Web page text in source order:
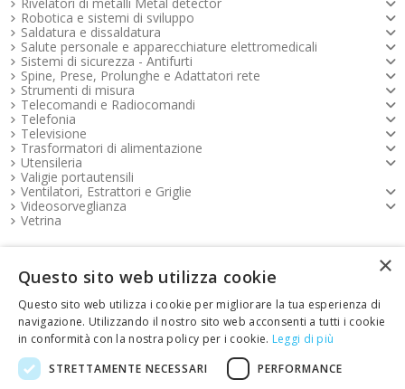
Rivelatori di metalli Metal detector
Robotica e sistemi di sviluppo
Saldatura e dissaldatura
Salute personale e apparecchiature elettromedicali
Sistemi di sicurezza - Antifurti
Spine, Prese, Prolunghe e Adattatori rete
Strumenti di misura
Telecomandi e Radiocomandi
Telefonia
Televisione
Trasformatori di alimentazione
Utensileria
Valigie portautensili
Ventilatori, Estrattori e Griglie
Videosorveglianza
Vetrina
Pagamenti FOOTER
Copyright e contatti FOOTER
link Emotion FOOTER
×
Questo sito web utilizza cookie
Questo sito web utilizza i cookie per migliorare la tua esperienza di
navigazione. Utilizzando il nostro sito web acconsenti a tutti i cookie
in conformità con la nostra policy per i cookie. Leggi di più
STRETTAMENTE NECESSARI
PERFORMANCE